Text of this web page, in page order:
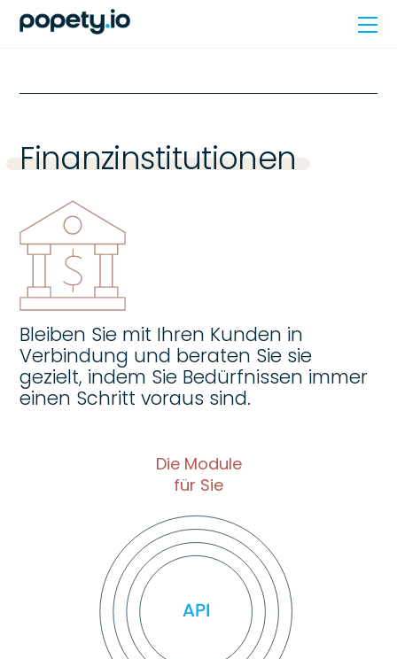
Skip
Finanzinstitutionen
Bleiben Sie mit Ihren Kunden in
Verbindung und beraten Sie sie
gezielt, indem Sie Bedürfnissen immer
einen Schritt voraus sind.
Die Module
für Sie